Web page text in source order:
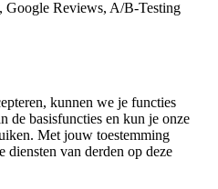
Google Reviews, A/B-Testing
kunnen we je functies
de basisfuncties en kun je onze
Met jouw toestemming
diensten van derden op deze